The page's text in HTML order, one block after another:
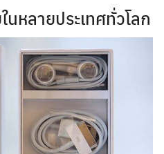
หลายประเทศทั่วโลก